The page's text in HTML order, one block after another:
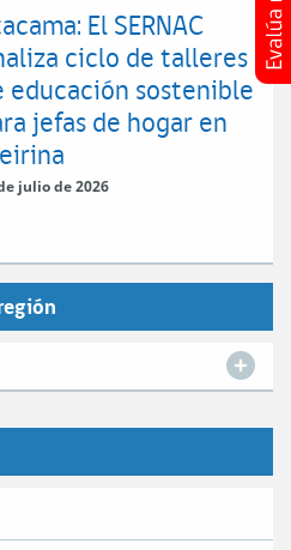
El SERNAC
ciclo de talleres
educación sostenible
jefas de hogar en
julio de 2026